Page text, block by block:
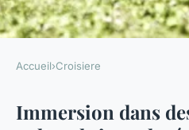
Une Croisière à
Accueil›Croisiere
Immersion dans